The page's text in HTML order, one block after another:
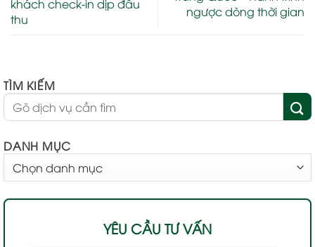
khách check-in dịp đầu
thu
ngược dòng thời gian
TÌM KIẾM
DANH MỤC
MỤC
YÊU CẦU TƯ VẤN